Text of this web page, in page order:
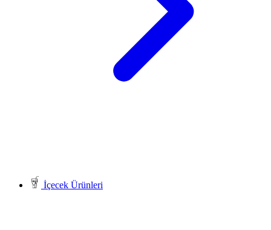
İçecek Ürünleri